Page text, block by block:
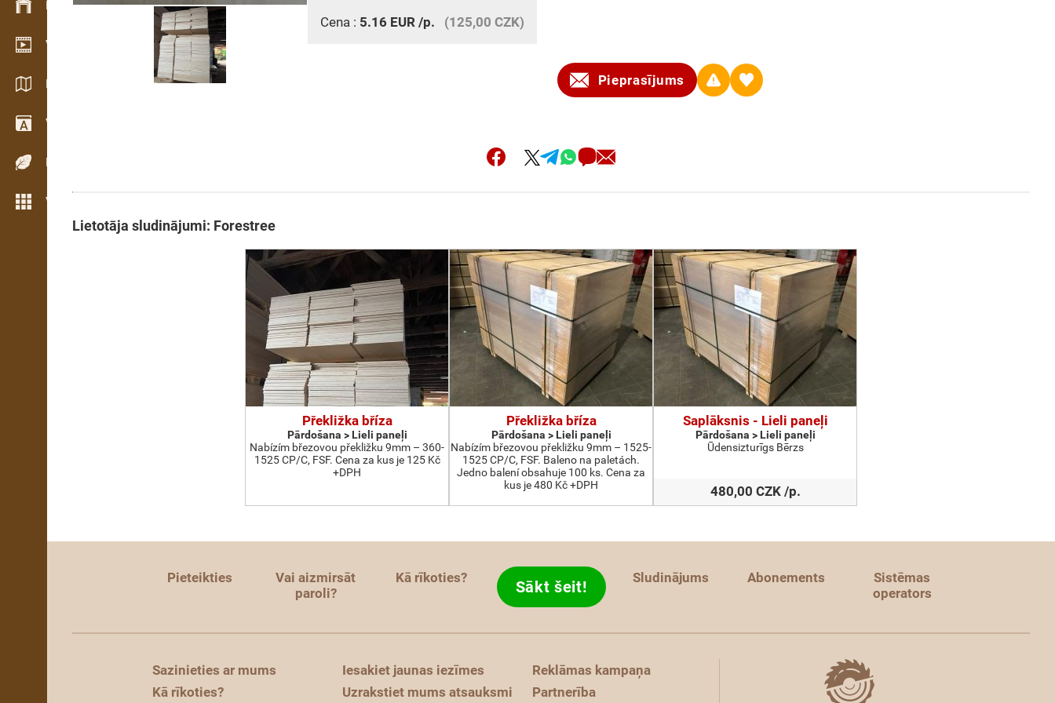
Krājumu vadība
Video telpa
Katalogi / Brošūras
Vārdnīca
Koku sugas
Vairāk iezīmju
Cena : 5.16 EUR /p. (125,00 CZK)
Pieprasījums
Lietotāja sludinājumi: Forestree
Překližka bříza
Pārdošana > Lieli paneļi
Nabízím březovou překližku 9mm – 360-
1525 CP/C, FSF. Cena za kus je 125 Kč
+DPH
Překližka bříza
Pārdošana > Lieli paneļi
Nabízím březovou překližku 9mm – 1525-
1525 CP/C, FSF. Baleno na paletách.
Jedno balení obsahuje 100 ks. Cena za
kus je 480 Kč +DPH
Saplāksnis - Lieli paneļi
Pārdošana > Lieli paneļi
Ūdensizturīgs Bērzs
480,00 CZK /p.
Pieteikties
Vai aizmirsāt
paroli?
Kā rīkoties? Sākt šeit! Sludinājums Abonements
Sistēmas
operators
Sazinieties ar mums
Kā rīkoties?
Iesakiet jaunas iezīmes
Uzrakstiet mums atsauksmi
Reklāmas kampaņa
Partnerība